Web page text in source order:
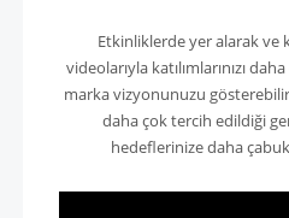
Etkinliklerde yer alarak ve
videolarıyla katılımlarınızı
marka vizyonunuzu
daha çok tercih edildiği
hedeflerinizedaha